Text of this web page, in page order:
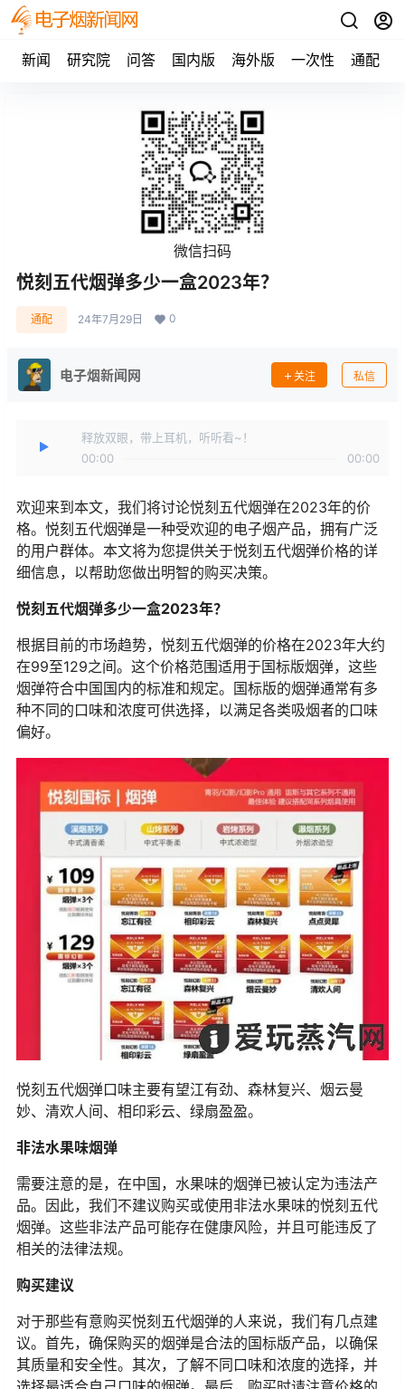
新闻 研究院 问答 国内版 海外版 一次性 通配
微信扫码
悦刻五代烟弹多少一盒2023年？
通配 24年7月29日 0
电子烟新闻网 关注 私信
释放双眼，带上耳机，听听看~！
00:00
00:00
欢迎来到本文，我们将讨论悦刻五代烟弹在2023年的价
格。悦刻五代烟弹是一种受欢迎的电子烟产品，拥有广泛
的用户群体。本文将为您提供关于悦刻五代烟弹价格的详
细信息，以帮助您做出明智的购买决策。
悦刻五代烟弹多少一盒2023年？
根据目前的市场趋势，悦刻五代烟弹的价格在2023年大约
在99至129之间。这个价格范围适用于国标版烟弹，这些
烟弹符合中国国内的标准和规定。国标版的烟弹通常有多
种不同的口味和浓度可供选择，以满足各类吸烟者的口味
偏好。
悦刻五代烟弹口味主要有望江有劲、森林复兴、烟云曼
妙、清欢人间、相印彩云、绿扇盈盈。
非法水果味烟弹
需要注意的是，在中国，水果味的烟弹已被认定为违法产
品。因此，我们不建议购买或使用非法水果味的悦刻五代
烟弹。这些非法产品可能存在健康风险，并且可能违反了
相关的法律法规。
购买建议
对于那些有意购买悦刻五代烟弹的人来说，我们有几点建
议。首先，确保购买的烟弹是合法的国标版产品，以确保
其质量和安全性。其次，了解不同口味和浓度的选择，并